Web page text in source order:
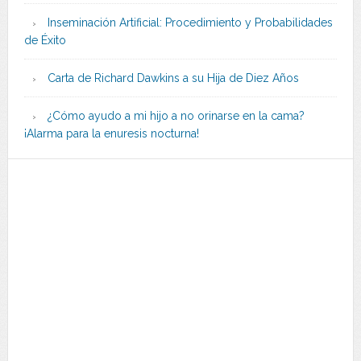
Inseminación Artificial: Procedimiento y Probabilidades
de Éxito
Carta de Richard Dawkins a su Hija de Diez Años
¿Cómo ayudo a mi hijo a no orinarse en la cama?
¡Alarma para la enuresis nocturna!